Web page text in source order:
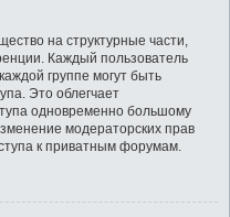
на структурные части,
Каждый пользователь
группе могут быть
Это облегчает
одновременно большому
модераторских прав
к приватным форумам.